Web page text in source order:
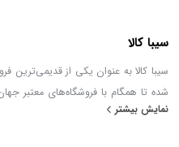
سیبا کالا
شده تا همگام با فروشگاه‌های معتبر
خطور می‌کند در اینجا پیدا خواهید کرد.
نمایش بیشتر